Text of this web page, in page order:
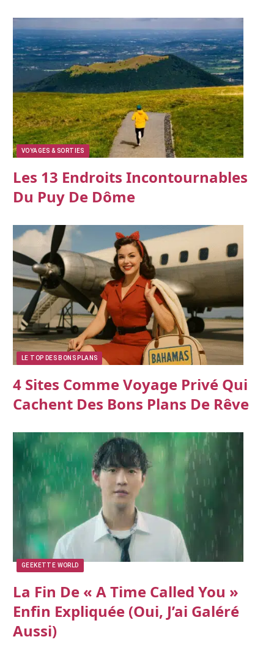
VOYAGES & SORTIES
Les 13 Endroits Incontournables
Du Puy De Dôme
LE TOP DES BONS PLANS
4 Sites Comme Voyage Privé Qui
Cachent Des Bons Plans De Rêve
GEEKETTE WORLD
La Fin De « A Time Called You »
Enfin Expliquée (oui, J’ai Galéré
Aussi)